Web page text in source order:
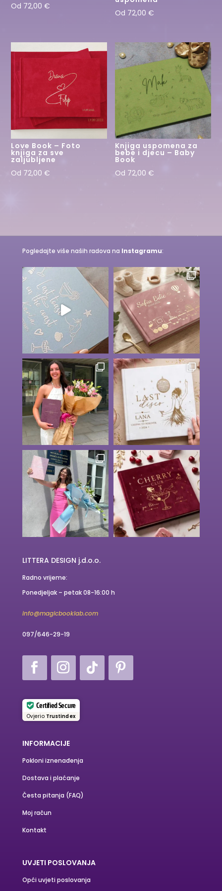
Od 72,00€
Od 72,00€
Love Book – Foto
knjiga za sve
zaljubljene
Od 72,00€
Knjiga uspomena za
bebe i djecu – Baby
Book
Od 72,00€
Pogledajte više naših radova na Instagramu:
LITTERA DESIGN j.d.o.o.
Radno vrijeme:
Ponedjeljak – petak 08-16:00 h
info@magicbooklab.com
097/646-29-19
Certified Secure
Ovjerio Trustindex
INFORMACIJE
Pokloni iznenađenja
Dostava i plaćanje
Česta pitanja (FAQ)
Moj račun
Kontakt
UVJETI POSLOVANJA
Opći uvjeti poslovanja